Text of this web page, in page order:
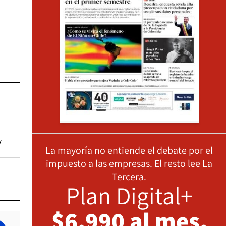
La mayoría no entiende el debate por el
impuesto a las empresas. El resto lee La
Tercera.
Plan Digital+